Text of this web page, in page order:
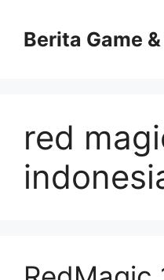
contentBerita Game
red